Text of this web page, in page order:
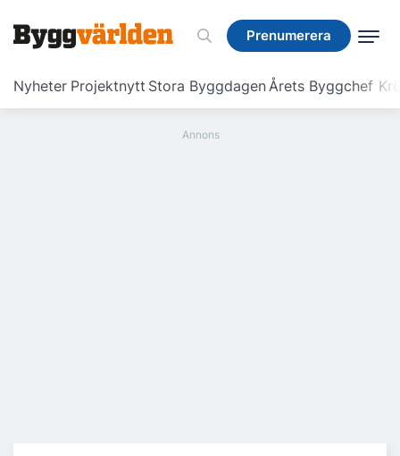
Prenumerera
Nyheter Projektnytt Stora ByggdagenÅrets Byggchef
Prenumerera